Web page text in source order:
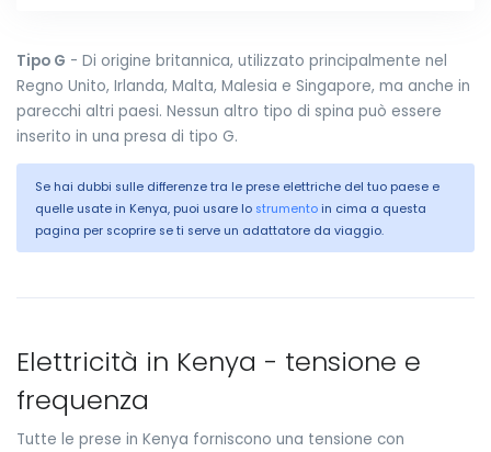
Tipo G - Di origine britannica, utilizzato principalmente nel
Regno Unito, Irlanda, Malta, Malesia e Singapore, ma anche in
parecchi altri paesi. Nessun altro tipo di spina può essere
inserito in una presa di tipo G.
Se hai dubbi sulle differenze tra le prese elettriche del tuo paese e
quelle usate in Kenya, puoi usare lo strumento in cima a questa
pagina per scoprire se ti serve un adattatore da viaggio.
Elettricità in Kenya - tensione e
frequenza
Tutte le prese in Kenya forniscono una tensione con